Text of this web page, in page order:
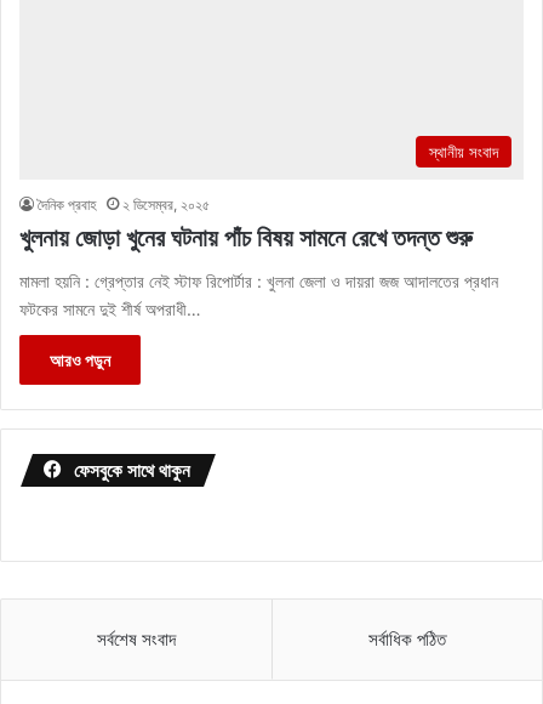
স্থানীয় সংবাদ
দৈনিক প্রবাহ ২ ডিসেম্বর, ২০২৫
খুলনায় জোড়া খুনের ঘটনায় পাঁচ বিষয় সামনে রেখে তদন্ত শুরু
মামলা হয়নি : গ্রেপ্তার নেই স্টাফ রিপোর্টার : খুলনা জেলা ও দায়রা জজ আদালতের প্রধান
ফটকের সামনে দুই শীর্ষ অপরাধী…
আরও পড়ুন
ফেসবুকে সাথে থাকুন
সর্বশেষ সংবাদ সর্বাধিক পঠিত